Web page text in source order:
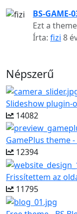
BS-GAME-
Ezt a
Írta: fizi 8
Népszerű
Slideshow plugin-
14082
GamePlus theme -
12394
Frissítettem az
11795